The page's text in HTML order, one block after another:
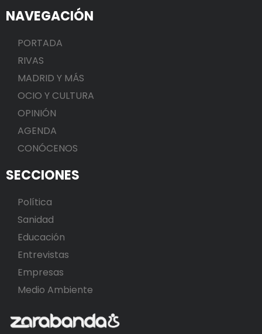
NAVEGACIÓN
PORTADA
RIVAS
MADRID Y MÁS
OCIO Y CULTURA
OPINIÓN
AGENDA
CONÓCENOS
SECCIONES
Política
Sanidad
Educación
Entrevistas
Empresas
Medio Ambiente